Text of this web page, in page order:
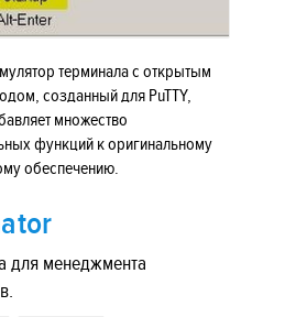
терминала с открытым
созданный для PuTTY,
множество
функций к оригинальному
обеспечению.
для менеджмента